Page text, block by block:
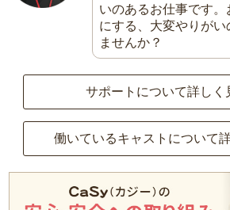
いのあるお仕事です
にする、大変やりが
ませんか？
サポートについて詳しく
働いているキャストについて